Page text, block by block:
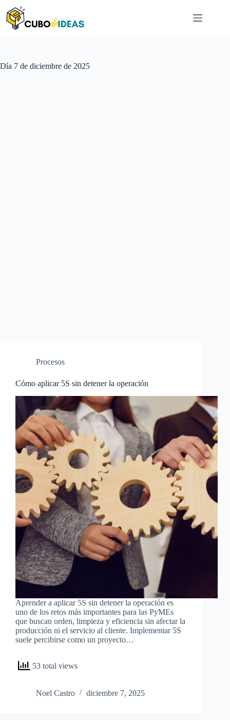
contenido
Día 7 de diciembre de 2025
Procesos
Cómo aplicar 5S sin detener la operación
Aprender a aplicar 5S sin detener la operación es
uno de los retos más importantes para las PyMEs
que buscan orden, limpieza y eficiencia sin afectar la
producción ni el servicio al cliente. Implementar 5S
suele percibirse como un proyecto…
53 total views
Noel Castro diciembre 7, 2025